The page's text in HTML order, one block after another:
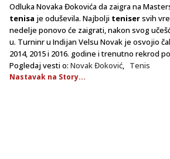
Odluka Novaka Đokovića da zaigra na
tenisa je oduševila. Najbolji tenisersvih
nedelje ponovo će zaigrati, nakon svog
u. Turninr u Indijan Velsu Novak je osvojio
2014, 2015 i 2016. godine i trenutno rekrod
Pogledaj vesti o: Novak Đoković, Tenis
Nastavak na Story...